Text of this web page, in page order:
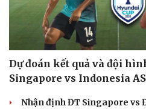
Cải chính
Dự đoán kết quả và đội
Singapore vs Indonesia
Nhận định ĐT Singapore vs